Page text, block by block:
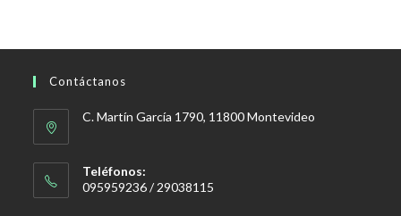
Contáctanos
C. Martín García 1790, 11800 Montevideo
Teléfonos:
095959236 / 29038115